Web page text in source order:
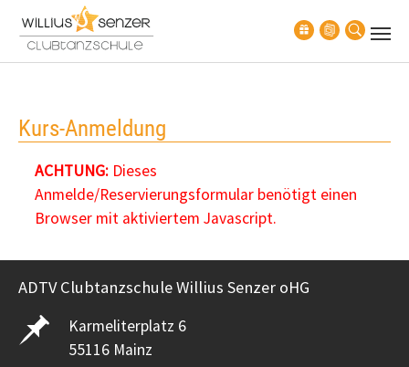
Zum Hauptinhalt springen
Kurs-Anmeldung
ACHTUNG:Dieses
Anmelde/Reservierungsformular benötigt einen
Browser mit aktiviertem Javascript.
ADTV Clubtanzschule Willius Senzer oHG
Karmeliterplatz 6
55116 Mainz